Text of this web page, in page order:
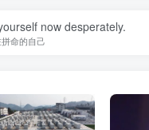
of reality.
彼岸